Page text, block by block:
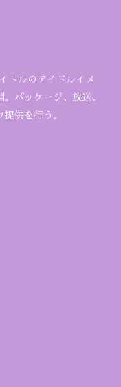
トルのアイドルイメ
パッケージ、放送、
供を行う。